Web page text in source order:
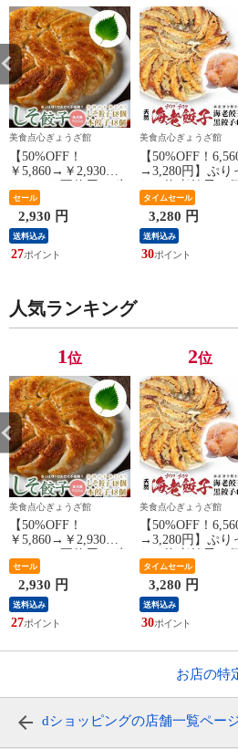
美食点心ぎょうざ館
【50%OFF！
￥5,860→￥2,930】
ニンニク不使用！ 生
大葉使用！ 風味絶
佳！ しそ餃子48個
本餃子48個 合計96個
セット
セール
2,930 円
送料込み
27
美食点心ぎょうざ館
【50%OFF！
→3,280円】ぷり
りの海老餃子48
ニンニクガッツ
餃子48個！ウマ
子、大阪のぎょう
館！
タイムセール
3,280 円
送料込み
30
人気ランキング
1位
美食点心ぎょうざ館
【50%OFF！
￥5,860→￥2,930】
大葉使用！ 風味絶
佳！ しそ餃子48個
本餃子48個 合計96個
セット
セール
2,930 円
送料込み
27
2位
美食点心ぎょうざ館
【50%OFF！
→3,280円】ぷり
ニンニクガッツリ
餃子48個！ウマ
子、大阪のぎょう
館！
タイムセール
3,280 円
送料込み
30
お店の特
dショッピングの店舗一覧ペー